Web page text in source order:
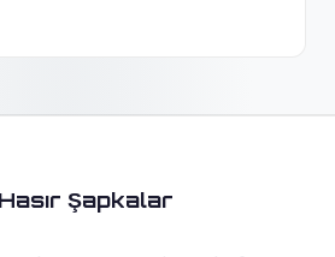
Hasır Şapkalar